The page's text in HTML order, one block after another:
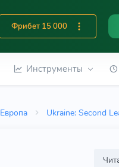
Фрибет 15 000
Инструменты
Европа Ukraine: Second